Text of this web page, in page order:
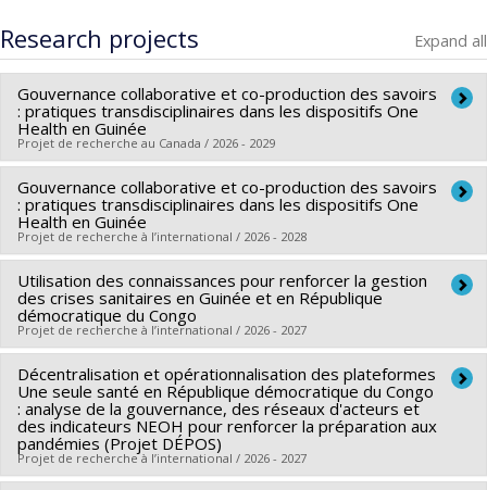
Research projects Expand all
Gouvernance collaborative et co-production des savoirs
: pratiques transdisciplinaires dans les dispositifs One
Health en Guinée
Projet de recherche au Canada / 2026 - 2029
Lead researcher : Stéphanie Maltais
Funding sources:CRSH/Conseil de recherches en sciences
humaines du Canada
Grant programs:
PV153480-Subventions de
développement Savoir
Gouvernance collaborative et co-production des savoirs
: pratiques transdisciplinaires dans les dispositifs One
Health en Guinée
Projet de recherche à l’international / 2026 - 2028
Lead researcher : Stéphanie Maltais
Co-researchers : Abdoulaye Touré
Funding sources:CRSH/Conseil de recherches en sciences
humaines du Canada
Grant programs: PV153480-Subventions de
développement Savoir
Utilisation des connaissances pour renforcer la gestion
des crises sanitaires en Guinée et en République
démocratique du Congo
Projet de recherche à l’international / 2026 - 2027
Lead researcher : Stéphanie Maltais
Funding sources:CRDI/Centre de recherches pour le
développement international
Grant programs:
Décentralisation et opérationnalisation des plateformes
Une seule santé en République démocratique du Congo
: analyse de la gouvernance, des réseaux d'acteurs et
des indicateurs NEOH pour renforcer la préparation aux
pandémies (Projet DÉPOS)
Projet de recherche à l’international / 2026 - 2027